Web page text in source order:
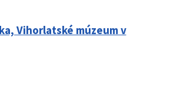
Vihorlatské múzeum v